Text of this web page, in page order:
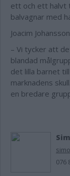
ett och ett halvt
balvagnar med
Joacim
– Vi tycker att
blandad
det lilla barnet
marknadens
en bredare
076